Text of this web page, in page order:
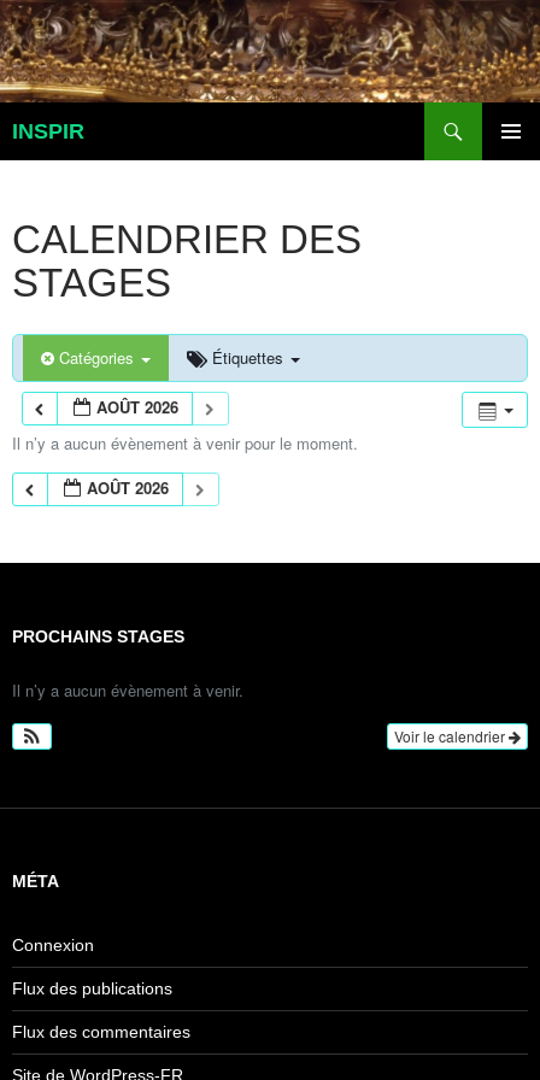
Aller
au
contenu
INSPIR
CALENDRIER DES
STAGES
Catégories Étiquettes
AOÛT 2026
Il n’y a aucun évènement à venir pour le moment.
AOÛT 2026
PROCHAINS STAGES
Il n’y a aucun évènement à venir.
Voir le calendrier
MÉTA
Connexion
Flux des publications
Flux des commentaires
Site de WordPress-FR